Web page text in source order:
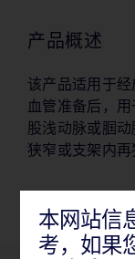
产品概述
该产品适用于经
血管准备后，
股浅动脉或腘
狭窄或支架内再
本网站信
考，如果